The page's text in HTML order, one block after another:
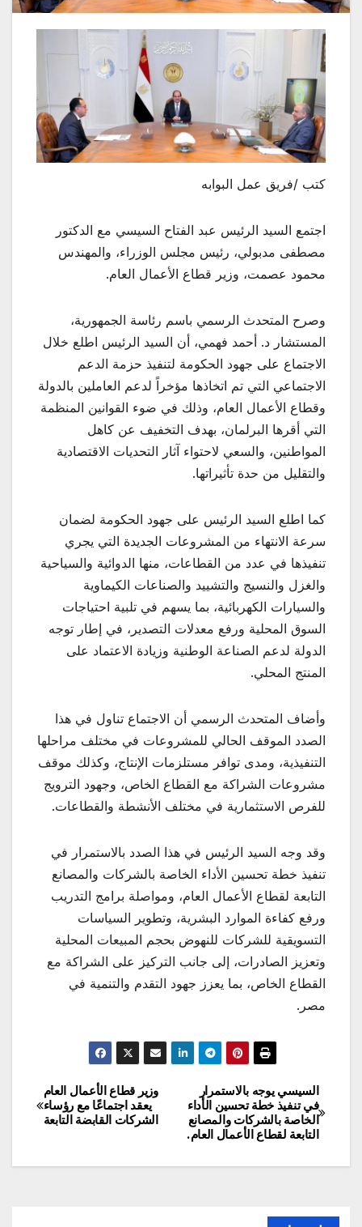
كتب /فريق عمل البوابه
اجتمع السيد الرئيس عبد الفتاح السيسي مع الدكتور
مصطفى مدبولي، رئيس مجلس الوزراء، والمهندس
محمود عصمت، وزير قطاع الأعمال العام.
وصرح المتحدث الرسمي باسم رئاسة الجمهورية،
المستشار د. أحمد فهمي، أن السيد الرئيس اطلع خلال
الاجتماع على جهود الحكومة لتنفيذ حزمة الدعم
الاجتماعي التي تم اتخاذها مؤخراً لدعم العاملين بالدولة
وقطاع الأعمال العام، وذلك في ضوء القوانين المنظمة
التي أقرها البرلمان، بهدف التخفيف عن كاهل
المواطنين، والسعي لاحتواء آثار التحديات الاقتصادية
والتقليل من حدة تأثيراتها.
كما اطلع السيد الرئيس على جهود الحكومة لضمان
سرعة الانتهاء من المشروعات الجديدة التي يجري
تنفيذها في عدد من القطاعات، منها الدوائية والسياحية
والغزل والنسيج والتشييد والصناعات الكيماوية
والسيارات الكهربائية، بما يسهم في تلبية احتياجات
السوق المحلية ورفع معدلات التصدير، في إطار توجه
الدولة لدعم الصناعة الوطنية وزيادة الاعتماد على
المنتج المحلي.
وأضاف المتحدث الرسمي أن الاجتماع تناول في هذا
الصدد الموقف الحالي للمشروعات في مختلف مراحلها
التنفيذية، ومدى توافر مستلزمات الإنتاج، وكذلك موقف
مشروعات الشراكة مع القطاع الخاص، وجهود الترويج
للفرص الاستثمارية في مختلف الأنشطة والقطاعات.
وقد وجه السيد الرئيس في هذا الصدد بالاستمرار في
تنفيذ خطة تحسين الأداء الخاصة بالشركات والمصانع
التابعة لقطاع الأعمال العام، ومواصلة برامج التدريب
ورفع كفاءة الموارد البشرية، وتطوير السياسات
التسويقية للشركات للنهوض بحجم المبيعات المحلية
وتعزيز الصادرات، إلى جانب التركيز على الشراكة مع
القطاع الخاص، بما يعزز جهود التقدم والتنمية في
مصر.
تصفّح
المقالات
وزير قطاع الأعمال العام
يعقد اجتماعًا مع رؤساء
الشركات القابضة التابعة
السيسي يوجه بالاستمرار
في تنفيذ خطة تحسين الأداء
الخاصة بالشركات والمصانع
التابعة لقطاع الأعمال العام.